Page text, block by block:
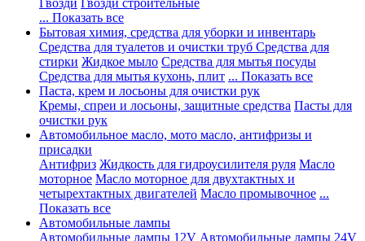
Гвозди Гвозди строительные
... Показать все
Бытовая химия, средства для уборки и инвентарь
Средства для туалетов и очистки труб Средства для
стирки Жидкое мыло Средства для мытья посуды
Средства для мытья кухонь, плит ... Показать все
Паста, крем и лосьоны для очистки рук
Кремы, спреи и лосьоны, защитные средства Пасты для
очистки рук
Автомобильное масло, мото масло, антифризы и
присадки
Антифриз Жидкость для гидроусилителя руля Масло
моторное Масло моторное для двухтактных и
четырехтактных двигателей Масло промывочное ...
Показать все
Автомобильные лампы
Автомобильные лампы 12V Автомобильные лампы 24V